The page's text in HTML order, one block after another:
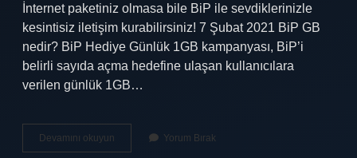
İnternet paketiniz olmasa bile BiP ile sevdiklerinizle
kesintisiz iletişim kurabilirsiniz! 7 Şubat 2021 BiP GB
nedir? BiP Hediye Günlük 1GB kampanyası, BiP’i
belirli sayıda açma hedefine ulaşan kullanıcılara
verilen günlük 1GB…
Devamını okuyun
Gb
Yorum Bırak